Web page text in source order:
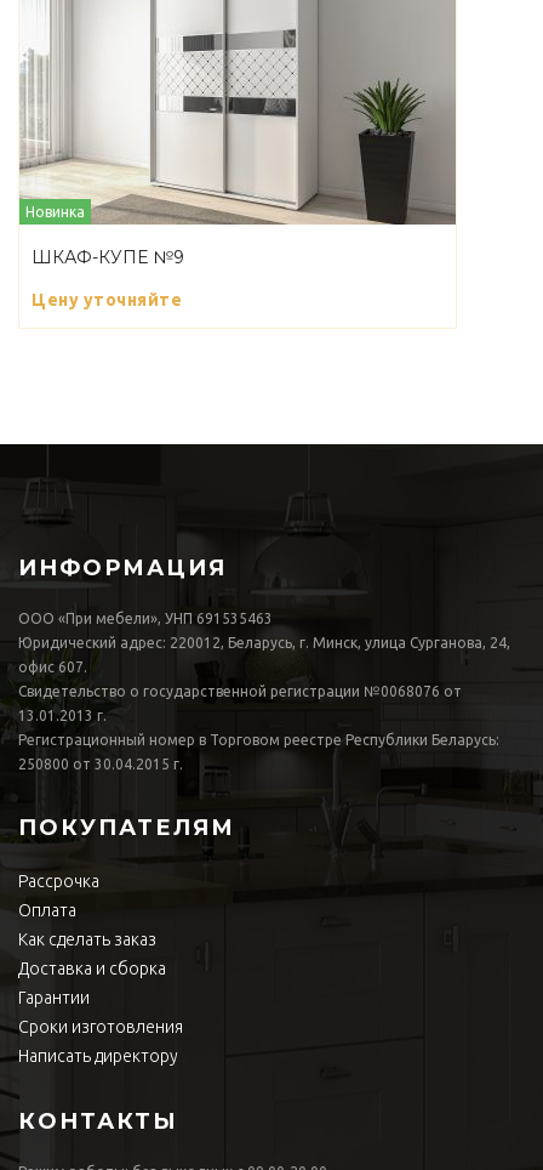
Новинка
ШКАФ-КУПЕ №9
Цену уточняйте
ИНФОРМАЦИЯ
ООО «При мебели», УНП 691535463
Юридический адрес: 220012, Беларусь, г. Минск, улица Сурганова, 24,
офис 607.
Свидетельство о государственной регистрации №0068076 от
13.01.2013 г.
Регистрационный номер в Торговом реестре Республики Беларусь:
250800 от 30.04.2015 г.
ПОКУПАТЕЛЯМ
Рассрочка
Оплата
Как сделать заказ
Доставка и сборка
Гарантии
Сроки изготовления
Написать директору
КОНТАКТЫ